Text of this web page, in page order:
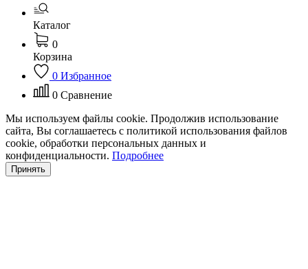
Каталог
0
Корзина
0 Избранное
0 Сравнение
Мы используем файлы cookie. Продолжив использование
сайта, Вы соглашаетесь с политикой использования файлов
cookie, обработки персональных данных и
конфиденциальности. Подробнее
Принять